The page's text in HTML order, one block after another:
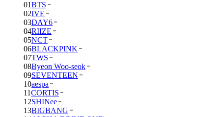
01BTS
02IVE
03DAY6
04RIIZE
05NCT
06BLACKPINK
07TWS
08Byeon Woo-seok
09SEVENTEEN
10aespa
11CORTIS
12SHINee
13BIGBANG